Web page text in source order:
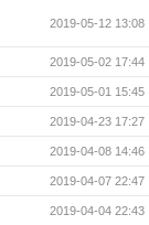
2019-05-12 13:08
2019-05-02 17:44
2019-05-01 15:45
2019-04-23 17:27
2019-04-08 14:46
2019-04-07 22:47
2019-04-04 22:43